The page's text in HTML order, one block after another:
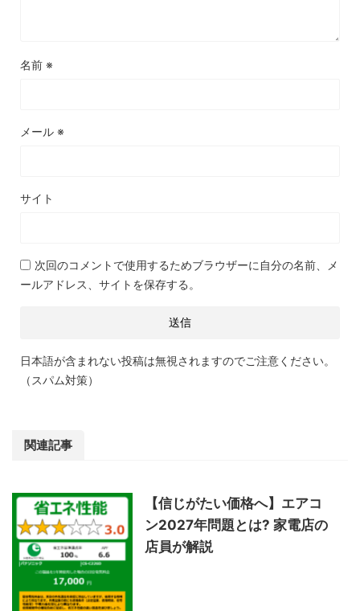
名前 ※
メール ※
サイト
次回のコメントで使用するためブラウザーに自分の名前、メ
ールアドレス、サイトを保存する。
日本語が含まれない投稿は無視されますのでご注意ください。
（スパム対策）
関連記事
【信じがたい価格へ】エアコ
ン2027年問題とは? 家電店の
店員が解説